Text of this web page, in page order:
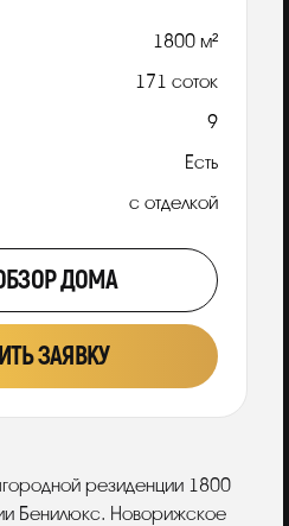
1800 м²
171 соток
9
Есть
с отделкой
ДОМА
ЗАЯВКУ
резиденции 1800
Бенилюкс. Новорижское